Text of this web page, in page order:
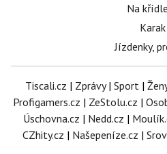
Na
Karak
Jízdenky,
Tiscali.cz | Zprávy| Sport |
Profigamers.cz | ZeStolu.cz |
Úschovna.cz | Nedd.cz |
CZhity.cz | Našepeníze.cz |